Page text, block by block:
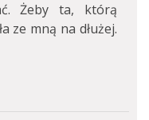
Żeby ta, którą
ze mną na dłużej.